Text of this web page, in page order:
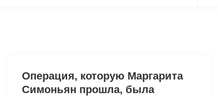
Операция, которую Маргарита
Симоньян прошла, была